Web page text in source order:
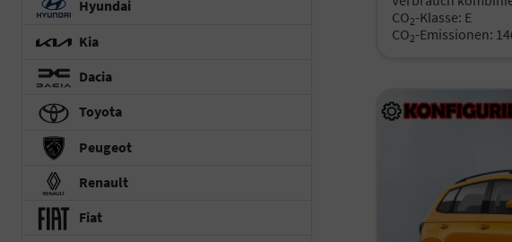
CO2-Klasse: E
CO2-Emissionen:
Hyundai
Kia
Dacia
Toyota
Peugeot
Renault
Fiat